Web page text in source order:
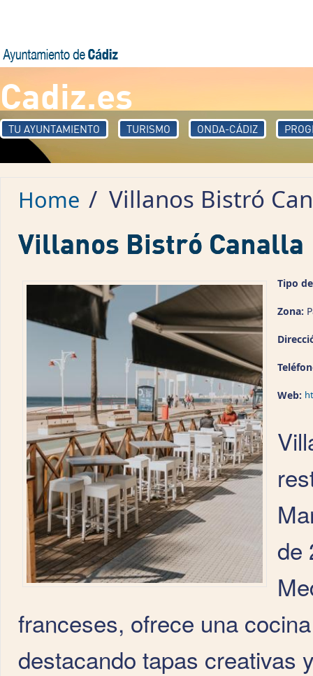
Cadiz.es
TU AYUNTAMIENTO TURISMO ONDA-CÁDIZ
Home / Villanos Bistró
Villanos Bistró Canalla
Tipo
Zona:
Web:
de
franceses, ofrece una
destacando tapas creativas